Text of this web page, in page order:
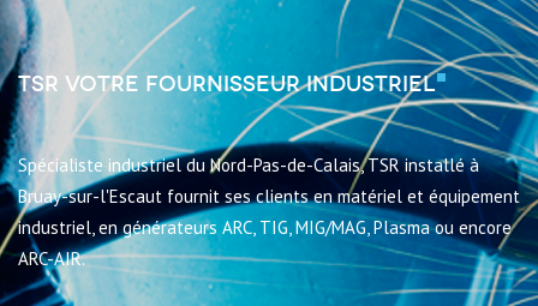
TSR votre fournisseur industriel
Spécialiste industriel du Nord-Pas-de-Calais, TSR installé à
Bruay-sur-l'Escaut fournit ses clients en matériel et équipement
industriel, en générateurs ARC, TIG, MIG/MAG, Plasma ou encore
ARC-AIR.